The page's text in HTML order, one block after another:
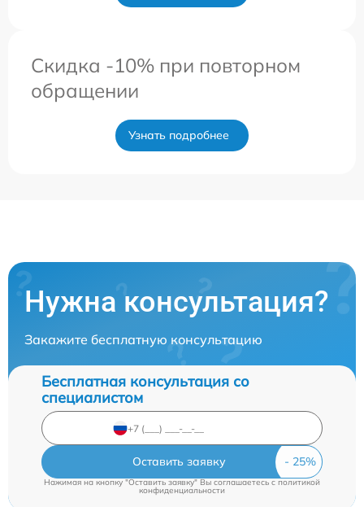
Скидка -10% при повторном
обращении
Узнать подробнее
Нужна консультация?
Закажите бесплатную консультацию
Бесплатная консультация со
специалистом
Оставить заявку
Нажимая на кнопку "Оставить заявку" Вы соглашаетесь c политикой
конфиденциальности